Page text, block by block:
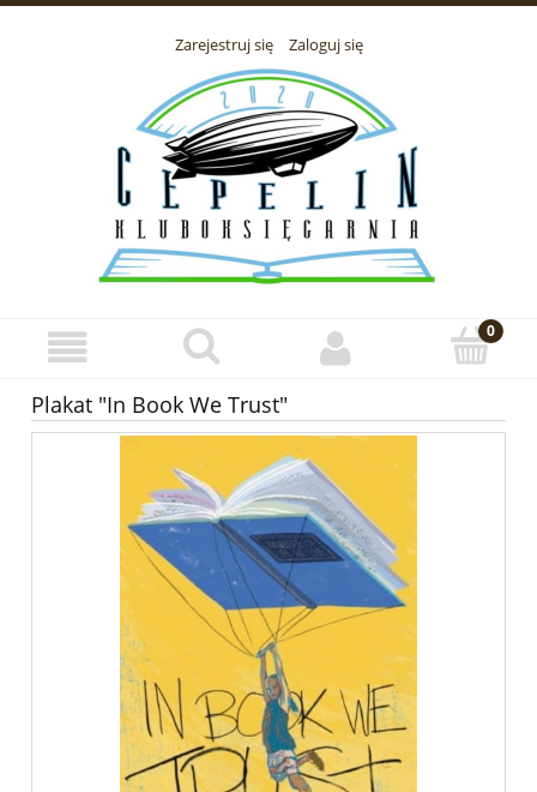
Zarejestruj się Zaloguj się
Plakat "In Book We Trust"